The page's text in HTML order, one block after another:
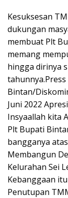
Kesuksesan
dukungan
membuat Plt
memang
hingga dirinya
tahunnya.Press
Bintan/
Juni 2022
Insyaallah kita
Plt Bupati
bangganya
Membangun
Kelurahan Sei
Kebanggaan
Penutupan